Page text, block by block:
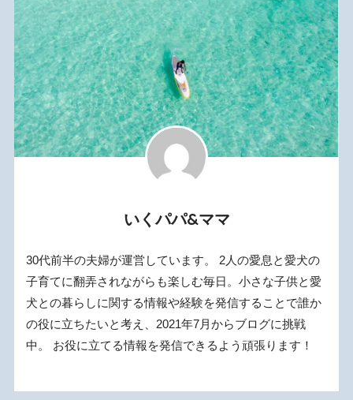
いくパパ&ママ
30代前半の夫婦が運営しています。 2人の愛息と愛犬の
子育てに翻弄されながらも楽しむ毎日。小さな子供と愛
犬との暮らしに関する情報や経験を発信することで誰か
の役に立ちたいと考え、2021年7月からブログに挑戦
中。 お役に立てる情報を発信できるよう頑張ります！